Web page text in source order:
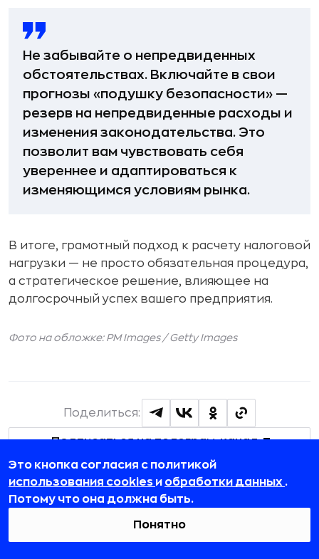
Не забывайте о непредвиденных
обстоятельствах. Включайте в свои
прогнозы «подушку безопасности» —
резерв на непредвиденные расходы и
изменения законодательства. Это
позволит вам чувствовать себя
увереннее и адаптироваться к
изменяющимся условиям рынка.
В итоге, грамотный подход к расчету налоговой
нагрузки — не просто обязательная процедура,
а стратегическое решение, влияющее на
долгосрочный успех вашего предприятия.
Фото на обложке: PM Images / Getty Images
Подписаться на телеграм-канал
Поделиться:
Публикации по теме
Это кнопка согласия с политикой
использования cookies и обработки данных .
Потому что она должна быть.
Понятно